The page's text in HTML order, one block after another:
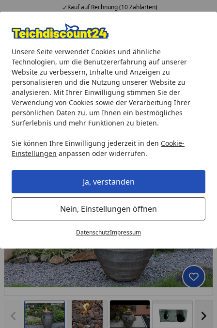
Unsere Seite verwendet Cookies und ähnliche
Technologien, um die Benutzererfahrung auf unserer
Website zu verbessern, Inhalte und Anzeigen zu
personalisieren und die Nutzung unserer Website zu
analysieren. Mit Ihrer Einwilligung stimmen Sie der
Verwendung von Cookies sowie der Verarbeitung Ihrer
persönlichen Daten zu, um Ihnen ein bestmögliches
Surferlebnis und mehr Funktionen zu bieten.
Sie können Ihre Einwilligung jederzeit in den Cookie-
Einstellungen anpassen oder widerrufen.
Ja, verstanden
Nein, Einstellungen öffnen
DatenschutzImpressum
Kauf auf Rechnung (10 Zahlarten)
Alle Produkte
Mein Konto
Suchen
Startseite
Gardenforma Gas Feuerstelle Katla, Keramik Antik
Gardenforma Gas Feuerstelle Katla,
Keramik Antik anthrazit,
Faserbeton
Vorheriges Bild anzeigen